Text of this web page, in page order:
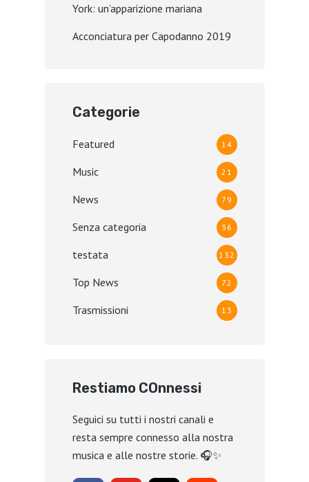
York: un’apparizione mariana
Acconciatura per Capodanno 2019
Categorie
Featured 14
Music 21
News 79
Senza categoria 36
testata 132
Top News 72
Trasmissioni 13
Restiamo COnnessi
Seguici su tutti i nostri canali e
resta sempre connesso alla nostra
musica e alle nostre storie. 🎧✨